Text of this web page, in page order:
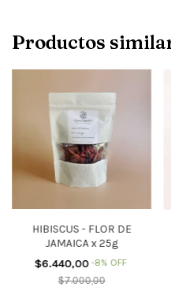
Productos
HIBISCUS - FLOR DE
JAMAICA x 25g
$6.440,00 -8% OFF
$7.000,00